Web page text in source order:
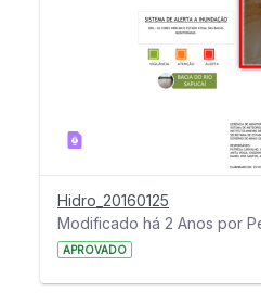
Hidro_20160125
Modificado há 2 Anos por
APROVADO